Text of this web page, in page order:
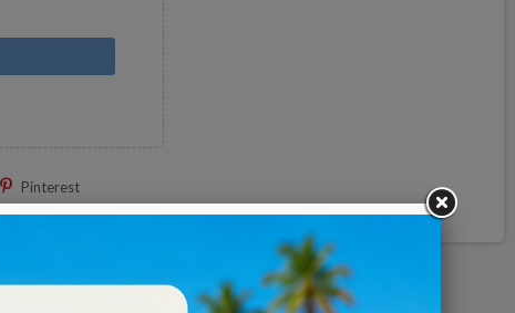
Pinterest